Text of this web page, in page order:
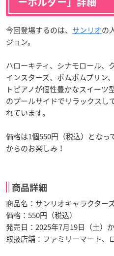
今回登場するのは、 サンリオの
ジョン。
ハローキティ、シナモロール、
インスターズ、ポムポムプリン
トピアノが個性豊かなスイーツ
のプールサイドでリラックスし
れています。
価格は1個550円（税込）となっ
からのお楽しみ！
商品詳細
商品名：サンリオキャラクター
価格：550円（税込）
発売日：2025年7月19日（土）
取扱店舗：ファミリーマート、